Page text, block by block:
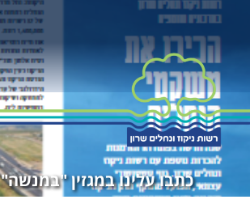
כתבו עלינו במגזין "במנשה"